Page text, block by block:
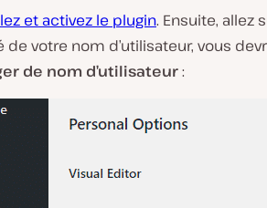
et activez le plugin. Ensuite, allez
de votre nom d’utilisateur, vous
de nom d’utilisateur: